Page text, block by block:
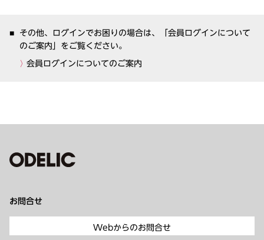
その他、ログインでお困りの場合は、「会員ログインについて
のご案内」をご覧ください。
会員ログインについてのご案内
お問合せ
Webからのお問合せ